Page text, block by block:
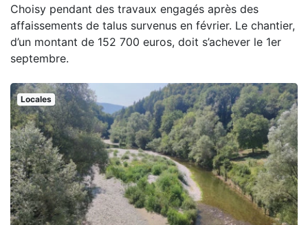
Choisy pendant des travaux engagés après des
affaissements de talus survenus en février. Le chantier,
d’un montant de 152 700 euros, doit s’achever le 1er
septembre.
Locales